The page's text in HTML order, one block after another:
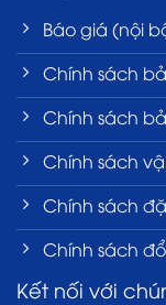
Báo giá (nội
Chính sách
Chính sách
Chính sách
Chính sách
Chính sách
Kết nối với